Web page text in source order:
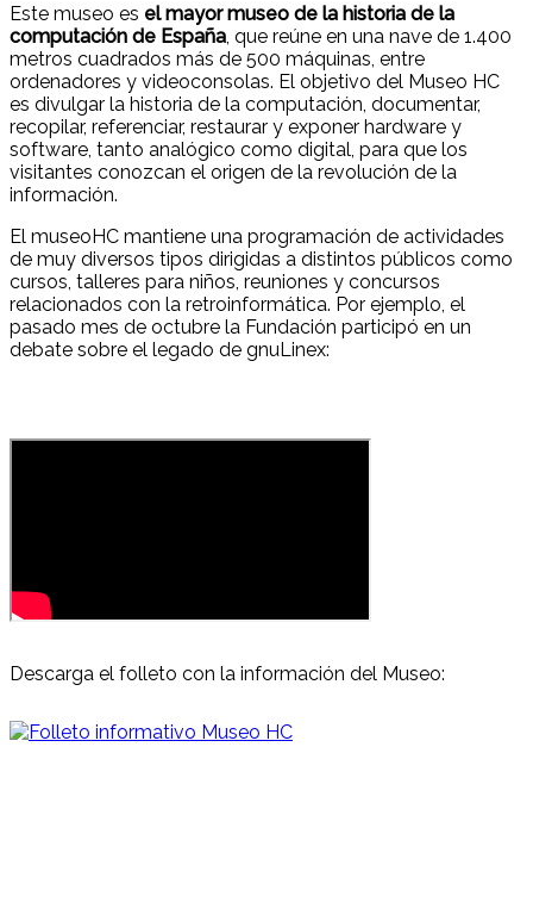
Este museo es el mayor museo de la historia de la
computación de España , que reúne en una nave de 1.400
metros cuadrados más de 500 máquinas, entre
ordenadores y videoconsolas. El objetivo del Museo HC
es divulgar la historia de la computación, documentar,
recopilar, referenciar, restaurar y exponer hardware y
software, tanto analógico como digital, para que los
visitantes conozcan el origen de la revolución de la
información.
El museoHC mantiene una programación de actividades
de muy diversos tipos dirigidas a distintos públicos como
cursos, talleres para niños, reuniones y concursos
relacionados con la retroinformática. Por ejemplo, el
pasado mes de octubre la Fundación participó en un
debate sobre el legado de gnuLinex:
Descarga el folleto con la información del Museo: